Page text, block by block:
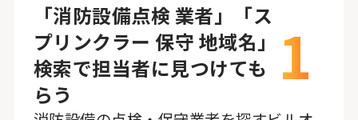
「消防設備点検 業者」「ス
プリンクラー 保守 地域名」
検索で担当者に見つけても
らう
1